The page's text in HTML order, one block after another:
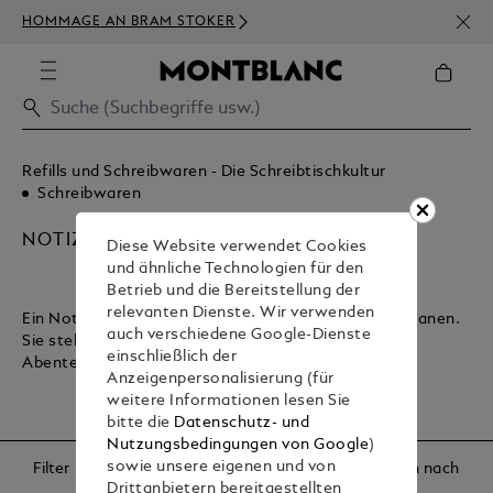
HOMMAGE AN BRAM STOKER
Refills und Schreibwaren - Die Schreibtischkultur
Schreibwaren
NOTIZBÜCHER UND KALENDER
Ein Notizbuch lässt Sie Ihre Reise durch das Leben planen.
Sie stehen für das Geschäft und verkörpern Ihre
Abenteuerlust.
Filter Sortieren nach
Diese Website verwendet Cookies
und ähnliche Technologien für den
Betrieb und die Bereitstellung der
relevanten Dienste. Wir verwenden
auch verschiedene Google-Dienste
einschließlich der
Anzeigenpersonalisierung (für
weitere Informationen lesen Sie
bitte die Datenschutz- und
Nutzungsbedingungen von Google)
sowie unsere eigenen und von
Drittanbietern bereitgestellten